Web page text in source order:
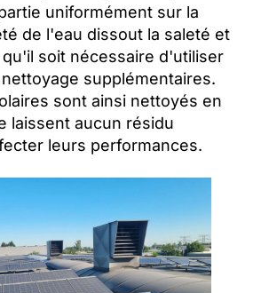
uniformément sur la
de l'eau dissout la saleté et
soit nécessaire d'utiliser
supplémentaires.
sont ainsi nettoyés en
laissent aucun résidu
leurs performances.